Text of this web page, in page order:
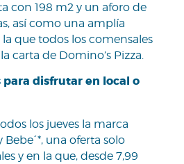
con 198 m2 y un aforo de
así como una amplía
la que todos los comensales
carta de Domino’s Pizza.
para disfrutar en local o
los jueves la marca
una oferta solo
y en la que, desde 7,99